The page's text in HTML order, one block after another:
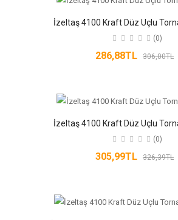
İzeltaş 4100 Kraft Düz Uçlu
(0)
286,88TL 306,00TL
İzeltaş 4100 Kraft Düz Uçlu
(0)
305,99TL 326,39TL